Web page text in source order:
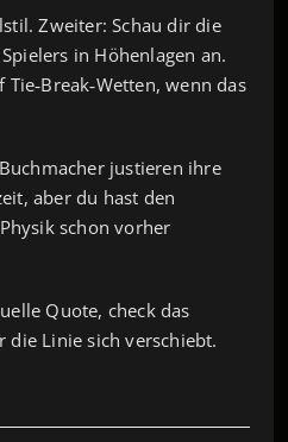
Zweiter: Schau dir die
in Höhenlagen an.
wenn das
justieren ihre
aber du hast den
schon vorher
Quote, check das
die Linie sich verschiebt.